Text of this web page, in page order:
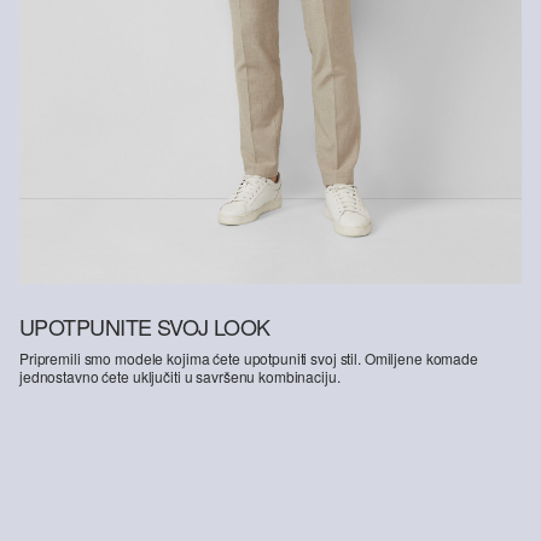
UPOTPUNITE SVOJ LOOK
Pripremili smo modele kojima ćete upotpuniti svoj stil. Omiljene komade
jednostavno ćete uključiti u savršenu kombinaciju.